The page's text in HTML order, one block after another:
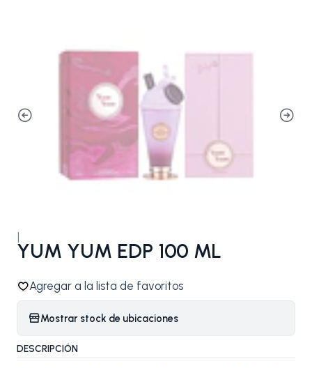
YUM YUM EDP 100 ML
Agregar a la lista de favoritos
Mostrar stock de ubicaciones
DESCRIPCIÓN